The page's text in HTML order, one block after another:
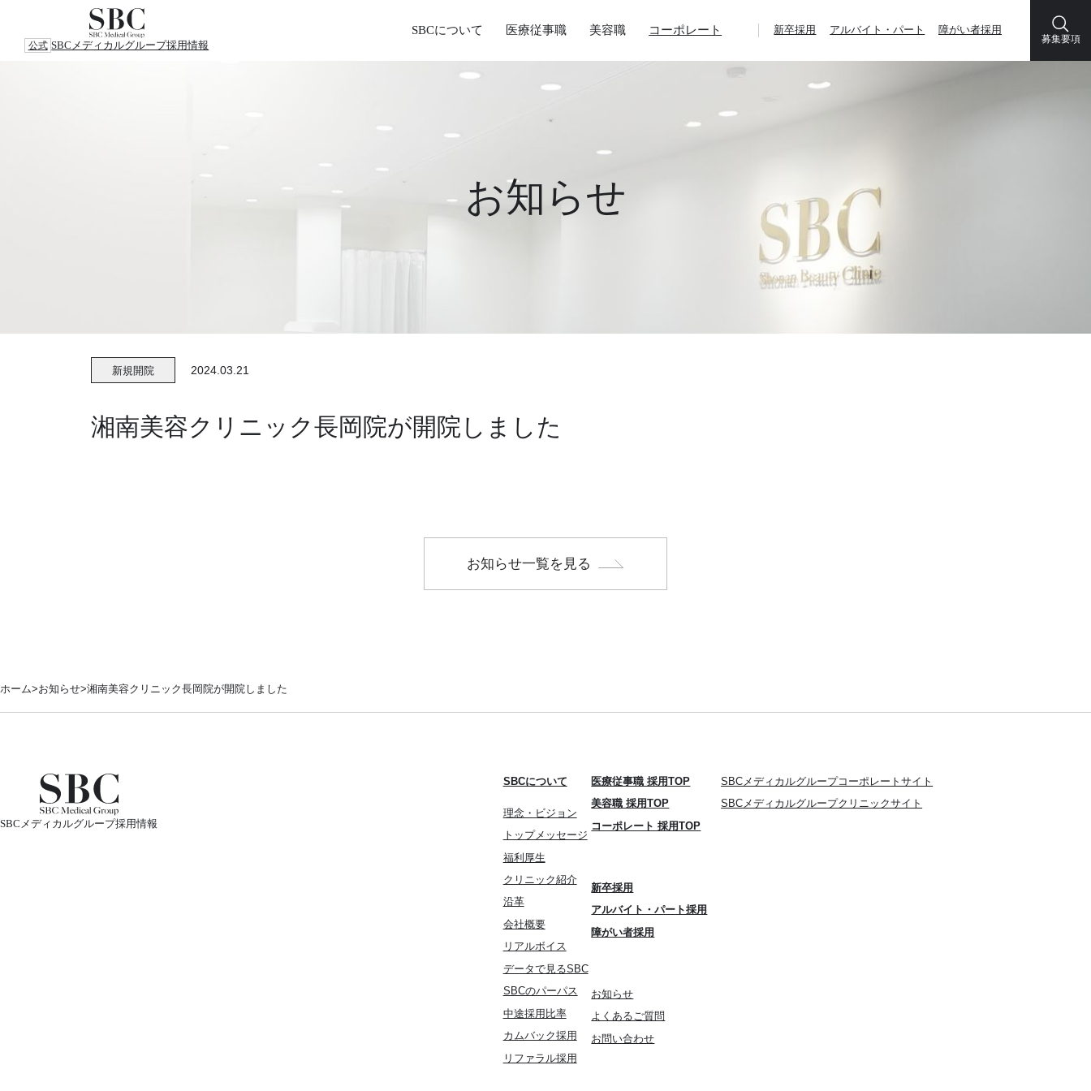
公式 SBCメディカルグループ採用情報
SBCについて 医療従事職 美容職 コーポレート 新卒採用 アルバイト・パート 障がい者採用
募集要項
お知らせ
新規開院 2024.03.21
湘南美容クリニック長岡院が開院しました
お知らせ一覧を見る
ホーム お知らせ 湘南美容クリニック長岡院が開院しました
SBCメディカルグループ採用情報
SBCについて
理念・ビジョン
トップメッセージ
福利厚生
クリニック紹介
沿革
会社概要
リアルボイス
データで見るSBC
SBCのパーパス
中途採用比率
カムバック採用
リファラル採用
医療従事職 採用TOP
美容職 採用TOP
コーポレート 採用TOP
新卒採用
アルバイト・パート採用
障がい者採用
お知らせ
よくあるご質問
お問い合わせ
SBCメディカルグループコーポレートサイト
SBCメディカルグループクリニックサイト